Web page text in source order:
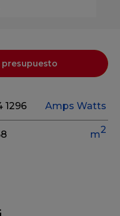
1296 Amps Watts
m2